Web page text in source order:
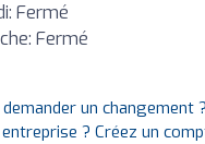
Fermé
Fermé
un changement ?
? Créez un